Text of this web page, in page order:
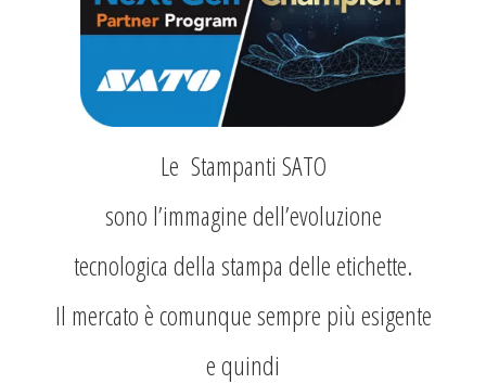
Le Stampanti SATO
sono l’immagine dell’evoluzione
tecnologica della stampa delle etichette.
Il mercato è comunque sempre più esigente
e quindi